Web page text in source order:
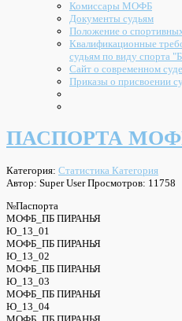
Комиссары МОФБ
Документы судьям
Положение о
Квалификационные
судьям по виду спорта
Сайт о современном
Приказы о присвоении
ПАСПОРТА МОФБ
Категория: Статистика Категория
Автор: Super UserПросмотров: 11758
№Паспорта
МОФБ_ПБ ПИРАНЬЯ
Ю_13_01
МОФБ_ПБ ПИРАНЬЯ
Ю_13_02
МОФБ_ПБ ПИРАНЬЯ
Ю_13_03
МОФБ_ПБ ПИРАНЬЯ
Ю_13_04